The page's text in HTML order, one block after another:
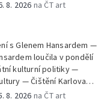
na film Osamělý vlk
8. 2026 na ČT art
s Glenem Hansardem —
loučila v pondělí
kulturní politiky —
— Čištění Karlova
výzkum na
8. 2026 na ČT art